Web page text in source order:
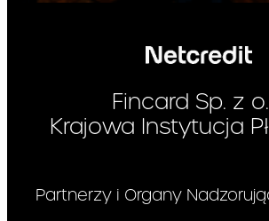
Fincard Sp. z
Krajowa Instytucja
Partnerzy i Organy